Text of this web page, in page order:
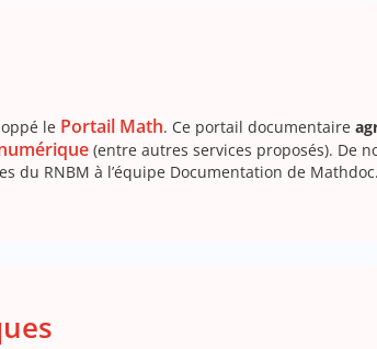
le Portail Math. Ce portail documentaire
(entre autres services proposés). De
du RNBM à l’équipe Documentation de Mathdoc.